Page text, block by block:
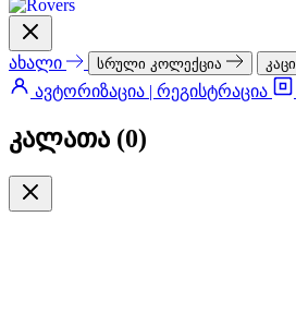
ახალი სრული კოლექცია კაცი
ავტორიზაცია | რეგისტრაცია
კალათა (0)